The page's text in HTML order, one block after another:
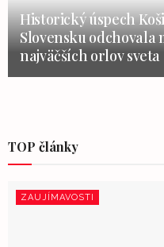
Historický úspech
Slovensku odchovala
najväčších orlov sveta
TOP články
ZAUJÍMAVOSTI